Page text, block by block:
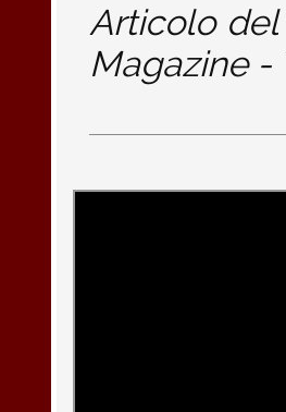
Articolo del
Magazine -